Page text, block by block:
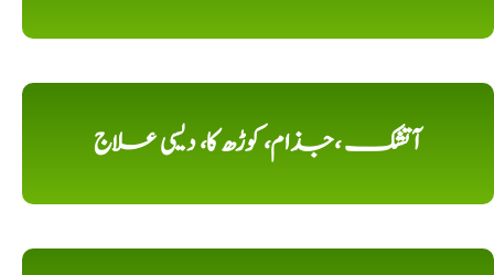
آتشک ،جذام، کوڑھ کا، دیسی علاج